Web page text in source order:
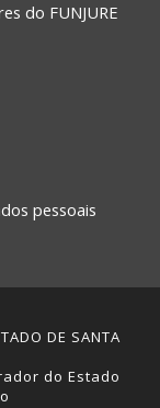
do FUNJURE
pessoais
DE SANTA
do Estado